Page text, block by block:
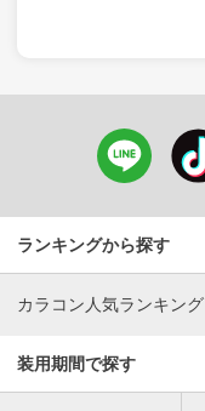
ランキングから探す
カラコン人気ランキング
装用期間で探す